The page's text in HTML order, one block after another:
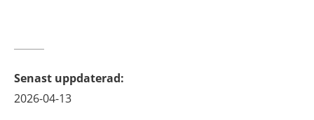
Senast uppdaterad:
2026-04-13